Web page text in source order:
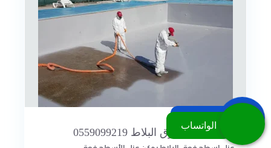
عزل اسطح فوق البلاط 0559099219
اتصل بنا
الواتساب